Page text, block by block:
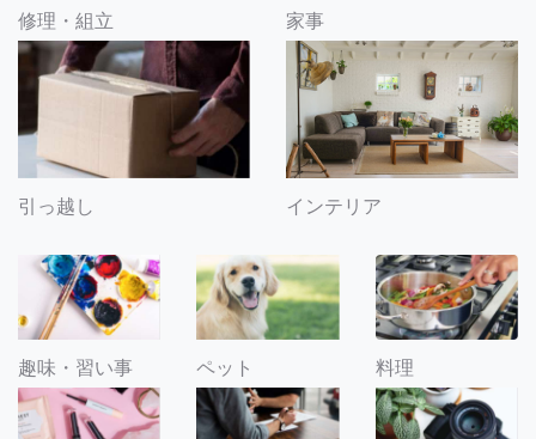
修理・組立 家事
引っ越し インテリア
趣味・習い事 ペット 料理